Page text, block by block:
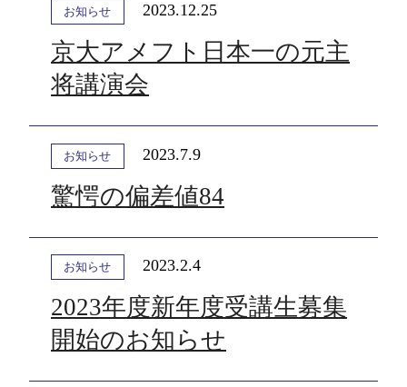
お知らせ 2023.12.25
京大アメフト日本一の元主
将講演会
お知らせ 2023.7.9
驚愕の偏差値84
お知らせ 2023.2.4
2023年度新年度受講生募集
開始のお知らせ